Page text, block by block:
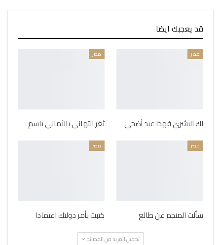
قد يعجبك ايضا
مصر
لك البشرى فهذا عيد أضحى
مصر
ثغر التهاني بالأماني باسم
مصر
سألت المنجم عن طالع
مصر
كتبت بأمر دولتك اعتمادا
تحميل المزيد من القصائد